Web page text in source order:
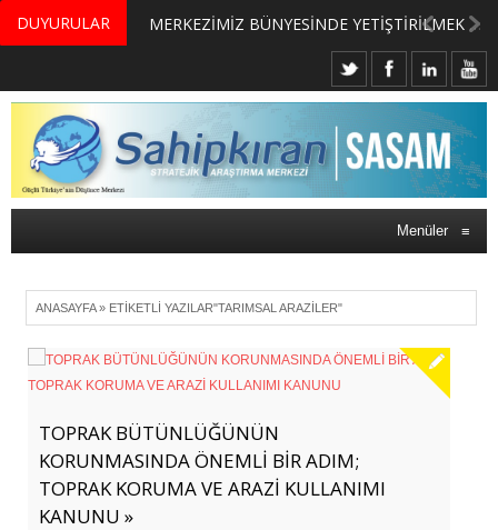
DUYURULAR MERKEZİMİZ BÜNYESİNDE YETİŞTİRİLMEK ÜZERE GÖNÜLLÜ ÜLKE MASASI UZMANI VE UZMAN ADAYLARI ARIYORUZ
Menüler ≡
ANASAYFA» ETIKETLI YAZILAR"TARIMSAL ARAZILER"
TOPRAK BÜTÜNLÜĞÜNÜN
KORUNMASINDA ÖNEMLİ BİR ADIM;
TOPRAK KORUMA VE ARAZİ KULLANIMI
KANUNU »